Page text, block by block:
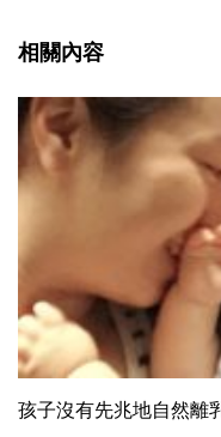
相關內容
孩子沒有先兆地自然離